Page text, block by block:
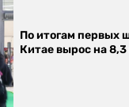
По итогам первых
Китае вырос на 8,3